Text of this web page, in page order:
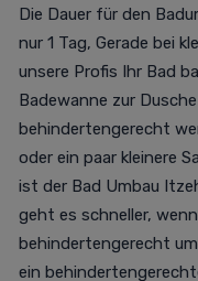
Die Dauer für den
nur 1 Tag, Gerade bei
unsere Profis Ihr Bad
Badewanne zur
behindertengerecht
oder ein paar kleinere
ist der Bad Umbau
geht es schneller,
behindertengerecht
ein